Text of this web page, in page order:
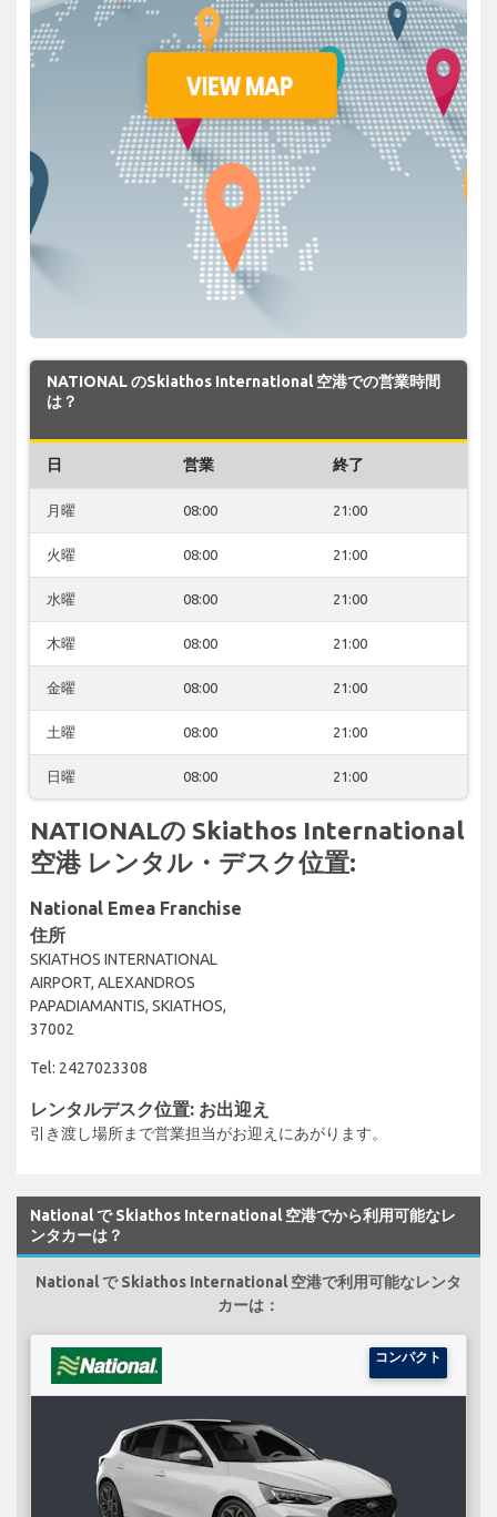
NATIONAL のSkiathos International 空港での営業時間
は？
日 営業 終了
月曜 08:00 21:00
火曜 08:00 21:00
水曜 08:00 21:00
木曜 08:00 21:00
金曜 08:00 21:00
土曜 08:00 21:00
日曜 08:00 21:00
NATIONALの Skiathos International
空港 レンタル・デスク位置:
National Emea Franchise
住所
SKIATHOS INTERNATIONAL
AIRPORT, ALEXANDROS
PAPADIAMANTIS, SKIATHOS,
37002
Tel: 2427023308
レンタルデスク位置: お出迎え
引き渡し場所まで営業担当がお迎えにあがります。
National で Skiathos International 空港でから利用可能なレ
ンタカーは？
National で Skiathos International 空港で利用可能なレンタ
カーは：
コンパクト